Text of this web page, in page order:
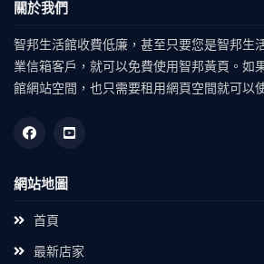
關於我們
智邦生活館收費低廉，甚至只要您是智邦生
業信箱客戶，就可以免費使用智邦黃頁。如
館網站空間，也只需要租用網頁空間就可以
網站地圖
首頁
最新店家